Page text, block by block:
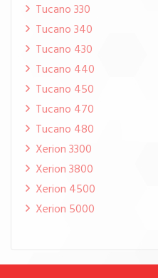
Tucano 330
Tucano 340
Tucano 430
Tucano 440
Tucano 450
Tucano 470
Tucano 480
Xerion 3300
Xerion 3800
Xerion 4500
Xerion 5000